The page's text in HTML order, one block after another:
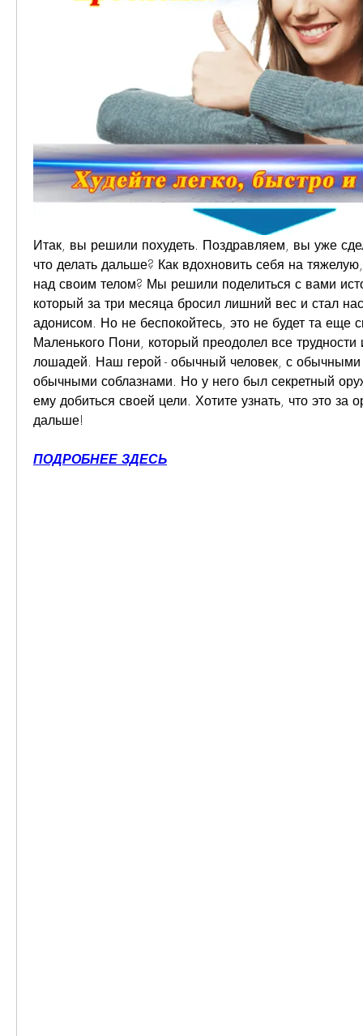
Итак, вы решили похудеть. Поздравляем, вы уже
что делать дальше? Как вдохновить себя на
над своим телом? Мы решили поделиться с вами
который за три месяца бросил лишний вес и стал
адонисом. Но не беспокойтесь, это не будет та еще
Маленького Пони, который преодолел все
лошадей. Наш герой - обычный человек, с
обычными соблазнами. Но у него был секретный
ему добиться своей цели. Хотите узнать, что это за
дальше!
ПОДРОБНЕЕ ЗДЕСЬ